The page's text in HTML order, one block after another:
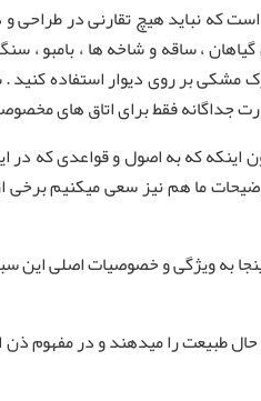
که نباید هیچ تقارنی در طراحی
، ساقه و شاخه ها ، بامبو ،
مشکی بر روی دیوار استفاده کنید
جداگانه فقط برای اتاق های
که به اصول و قواعدی که در
ما هم نیز سعی میکنیم
به ویژگی و خصوصیات اصلی این
حال طبیعت را میدهند و در مفهوم